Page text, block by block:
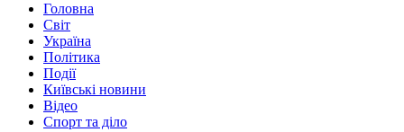
Головна
Світ
Україна
Політика
Події
Київські новини
Відео
Спорт та діло